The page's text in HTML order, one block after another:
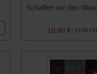
Schaffen wir den
13.00
/
10.00 €